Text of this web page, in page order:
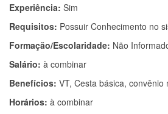
Experiência: Sim
Requisitos: Possuir Conhecimento no
Formação/Escolaridade: Não
Salário: à combinar
Benefícios: VT, Cesta básica, convênio
Horários: à combinar